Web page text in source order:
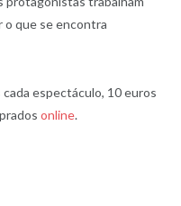
o que se encontra
espectáculo, 10 euros
online.